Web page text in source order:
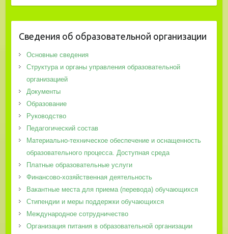
Сведения об образовательной организации
Основные сведения
Структура и органы управления образовательной
организацией
Документы
Образование
Руководство
Педагогический состав
Материально-техническое обеспечение и оснащенность
образовательного процесса. Доступная среда
Платные образовательные услуги
Финансово-хозяйственная деятельность
Вакантные места для приема (перевода) обучающихся
Стипендии и меры поддержки обучающихся
Международное сотрудничество
Организация питания в образовательной организации